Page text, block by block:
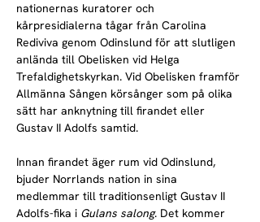
nationernas kuratorer och
kårpresidialerna tågar från Carolina
Rediviva genom Odinslund för att slutligen
anlända till Obelisken vid Helga
Trefaldighetskyrkan. Vid Obelisken framför
Allmänna Sången körsånger som på olika
sätt har anknytning till firandet eller
Gustav II Adolfs samtid.
Innan firandet äger rum vid Odinslund,
bjuder Norrlands nation in sina
medlemmar till traditionsenligt Gustav II
Adolfs-fika i Gulans salong. Det kommer